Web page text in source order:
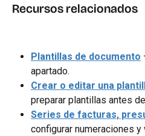
Recursos relacionados
Plantillas de documento
apartado.
Crear o editar una
preparar plantillas antes
Series de facturas,
configurar numeraciones